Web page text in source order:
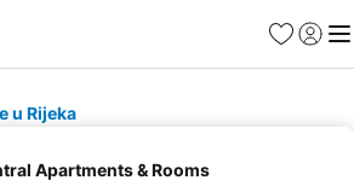
FavoritiPrijavi
u Rijeka
Apartments & Rooms